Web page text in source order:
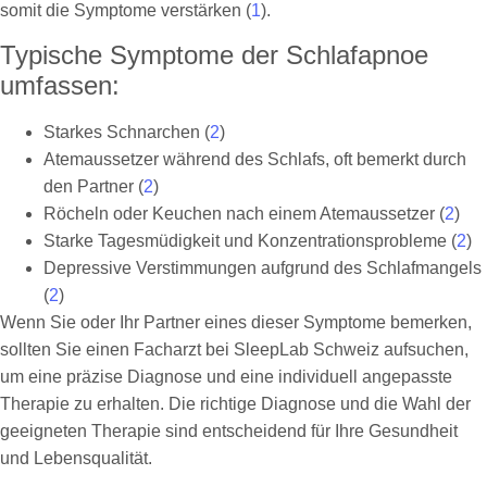
somit die Symptome verstärken (1).
Typische Symptome der Schlafapnoe
umfassen:
Starkes Schnarchen (2)
Atemaussetzer während des Schlafs, oft bemerkt durch
den Partner (2)
Röcheln oder Keuchen nach einem Atemaussetzer (2)
Starke Tagesmüdigkeit und Konzentrationsprobleme (2)
Depressive Verstimmungen aufgrund des Schlafmangels
(2)
Wenn Sie oder Ihr Partner eines dieser Symptome bemerken,
sollten Sie einen Facharzt bei SleepLab Schweiz aufsuchen,
um eine präzise Diagnose und eine individuell angepasste
Therapie zu erhalten. Die richtige Diagnose und die Wahl der
geeigneten Therapie sind entscheidend für Ihre Gesundheit
und Lebensqualität.